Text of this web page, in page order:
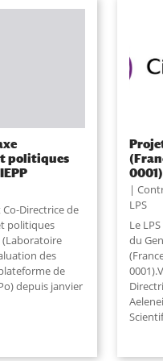
politiques
Directrice de
politiques
(Laboratoire
des
de
depuis janvier
0001)
LPS
Le
du